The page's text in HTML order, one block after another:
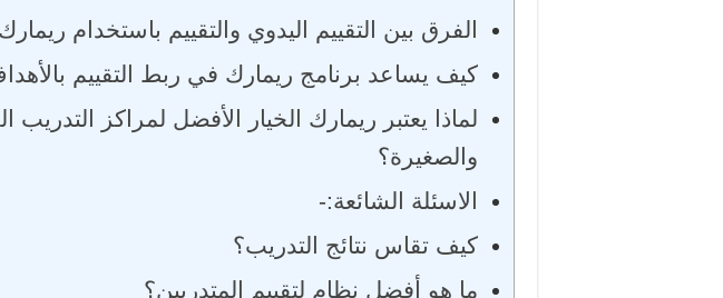
الفرق بين التقييم اليدوي والتقييم باستخدام ريمارك
كيف يساعد برنامج ريمارك في ربط التقييم
لماذا يعتبر ريمارك الخيار الأفضل لمراكز التدريب
والصغيرة؟
الاسئلة الشائعة:-
كيف تقاس نتائج التدريب؟
ما هو أفضل نظام لتقييم المتدربين؟